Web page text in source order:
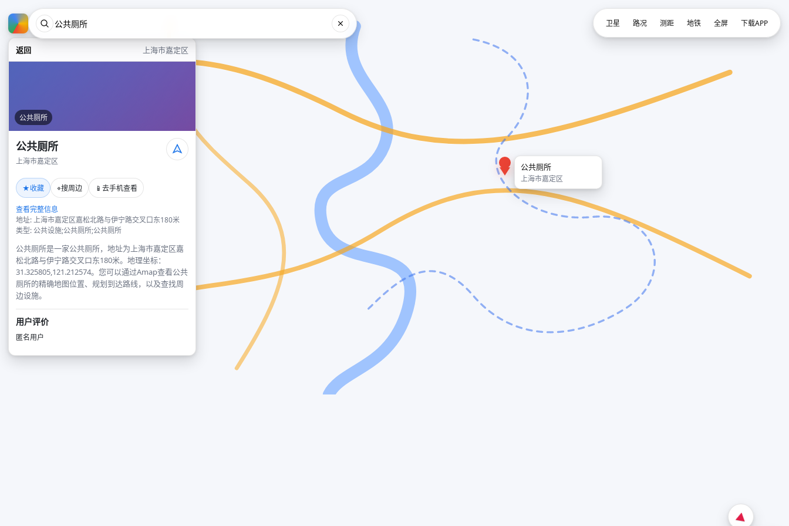
返回 上海市嘉定区
公共厕所
公共厕所
上海市嘉定区
★收藏 ⌖搜周边 📱 去手机查看
查看完整信息
地址: 上海市嘉定区嘉松北路与伊宁路交叉口东180米
类型: 公共设施;公共厕所;公共厕所
公共厕所是一家公共厕所，地址为上海市嘉定区嘉
松北路与伊宁路交叉口东180米。地理坐标：
31.325805,121.212574。您可以通过Amap查看公共
厕所的精确地图位置、规划到达路线，以及查找周
边设施。
用户评价
匿名用户
公共厕所
上海市嘉定区
卫星 路况 测距 地铁 全屏 下载APP